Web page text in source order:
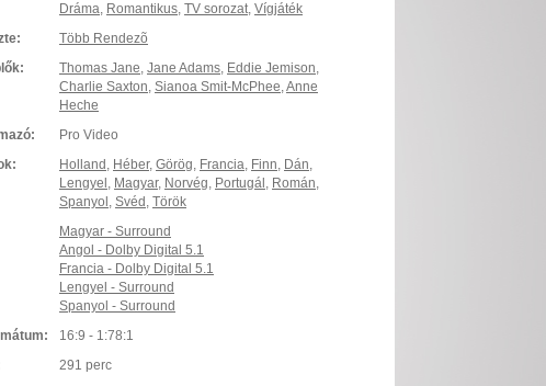
Dráma, Romantikus, TV sorozat, Vígjáték
Több Rendezõ
Thomas Jane, Jane Adams, Eddie Jemison,
Charlie Saxton, Sianoa Smit-McPhee,Anne
Heche
Pro Video
Holland , Héber, Görög, Francia, Finn, Dán,
Lengyel , Magyar, Norvég, Portugál , Román,
Spanyol , Svéd , Török
Magyar - Surround
Angol - Dolby Digital 5.1
Francia - Dolby Digital 5.1
Lengyel - Surround
Spanyol - Surround
16:9 - 1:78:1
291 perc